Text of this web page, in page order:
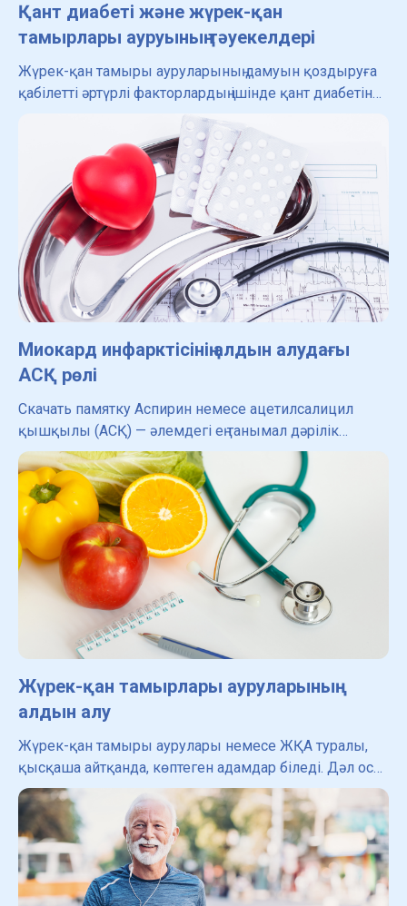
Қант диабеті және жүрек-қан
тамырлары ауруының тәуекелдері
Жүрек-қан тамыры ауруларының дамуын қоздыруға
қабілетті әртүрлі факторлардың ішінде қант диабетін
ерекше атап көрсету қажет. Бұл ретте ЖҚА қаупі
пациенттің жасына қарамастан туындайды –
ересектерде де
Миокард инфарктісінің алдын алудағы
АСҚ рөлі
Скачать памятку Аспирин немесе ацетилсалицил
қышқылы (АСҚ) — әлемдегі ең танымал дәрілік
препараттардың бірі. Ол қолжетімді, әртүрлі салаларда
кеңінен қолданылады, бірақ оның басты және ең маңы
Жүрек-қан тамырлары ауруларының
алдын алу
Жүрек-қан тамыры аурулары немесе ЖҚА туралы,
қысқаша айтқанда, көптеген адамдар біледі. Дәл осы
аурулар тобы әлемдегі өлім-жітімнің негізгі себебі
болып табылады [1] және өз кезегінде, барлық ЖҚА
арас